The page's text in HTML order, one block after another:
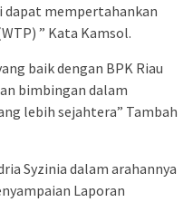
dapat mempertahankan
” Kata Kamsol.
baik dengan BPK Riau
bimbingan dalam
lebih sejahtera” Tambah
Syzinia dalam arahannya
Laporan